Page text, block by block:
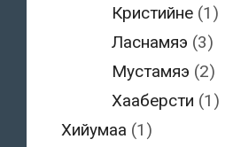
Кристийне(1)
Ласнамяэ (3)
Мустамяэ (2)
Хааберсти (1)
Хийумаа (1)